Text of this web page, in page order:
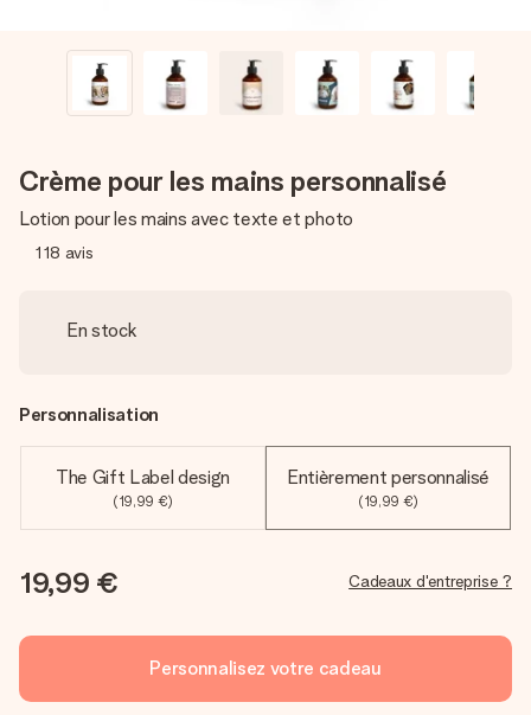
Crème pour les mains personnalisé
Lotion pour les mains avec texte et photo
118 avis
En stock
Personnalisation
The Gift Label design
(19,99 €)
Entièrement personnalisé
(19,99 €)
19,99 € Cadeaux d'entreprise ?
Personnalisez votre cadeau